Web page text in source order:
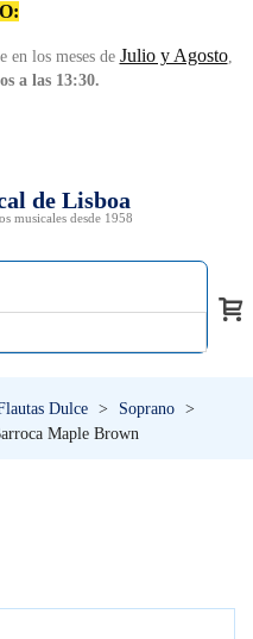
en los meses de Julio y Agosto,
a las 13:30.
de Lisboa
musicales desde 1958
Dulce > Soprano >
Maple Brown